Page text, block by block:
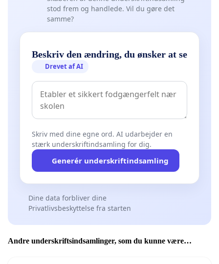
stod frem og handlede. Vil du gøre det
samme?
Beskriv den ændring, du ønsker at se
Drevet af AI
Skriv med dine egne ord. AI udarbejder en
stærk underskriftindsamling for dig.
Generér underskriftindsamling
Dine data forbliver dine
Privatlivsbeskyttelse fra starten
Andre underskriftsindsamlinger, som du kunne være